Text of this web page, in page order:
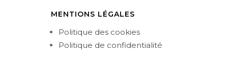
MENTIONS LÉGALES
Politique des cookies
Politique de confidentialité